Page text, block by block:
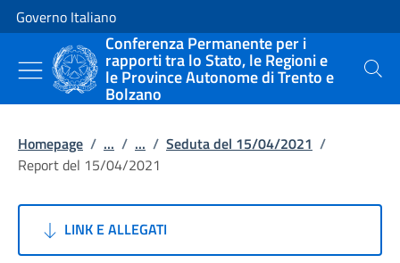
Vai al contenuto
Vai alla navigazione del sito
Governo Italiano
Conferenza Permanente per i
rapporti tra lo Stato, le Regioni e
le Province Autonome di Trento e
Bolzano
Cerca
Homepage / ... / ... / Seduta del 15/04/2021 /
Report del 15/04/2021
LINK E ALLEGATI